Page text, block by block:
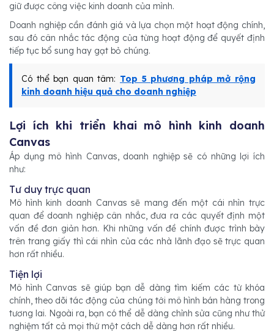
giữ được công việc kinh doanh của mình.
Doanh nghiệp cần đánh giá và lựa chọn một hoạt động chính,
sau đó cân nhắc tác động của từng hoạt động để quyết định
tiếp tục bổ sung hay gạt bỏ chúng.
Có thể bạn quan tâm: Top 5 phương pháp mở rộng
kinh doanh hiệu quả cho doanh nghiệp
Lợi ích khi triển khai mô hình kinh doanh
Canvas
Áp dụng mô hình Canvas, doanh nghiệp sẽ có những lợi ích
như:
Tư duy trực quan
Mô hình kinh doanh Canvas sẽ mang đến một cái nhìn trực
quan để doanh nghiệp cân nhắc, đưa ra các quyết định một
vấn đề đơn giản hơn. Khi những vấn đề chính được trình bày
trên trang giấy thì cái nhìn của các nhà lãnh đạo sẽ trực quan
hơn rất nhiều.
Tiện lợi
Mô hình Canvas sẽ giúp bạn dễ dàng tìm kiếm các từ khóa
chính, theo dõi tác động của chúng tới mô hình bán hàng trong
tương lai. Ngoài ra, bạn có thể dễ dàng chỉnh sửa cũng như thử
nghiệm tất cả mọi thứ một cách dễ dàng hơn rất nhiều.